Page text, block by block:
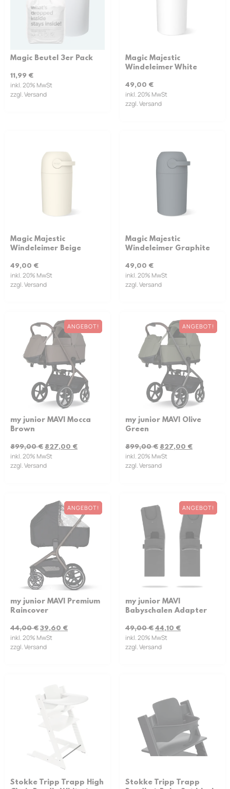
Magic Beutel 3er Pack
11,99 €
inkl. 20% MwSt
zzgl. Versand
Magic Majestic
Windeleimer White
49,00 €
inkl. 20% MwSt
zzgl. Versand
Magic Majestic
Windeleimer Beige
49,00 €
inkl. 20% MwSt
zzgl. Versand
Magic Majestic
Windeleimer Graphite
49,00 €
inkl. 20% MwSt
zzgl. Versand
ANGEBOT!
my junior MAVI Mocca
Brown
899,00€ 827,00 €
inkl. 20% MwSt
zzgl. Versand
ANGEBOT!
my junior MAVI Olive
Green
899,00€ 827,00 €
inkl. 20% MwSt
zzgl. Versand
ANGEBOT!
my junior MAVI Premium
Raincover
44,00€ 39,60 €
inkl. 20% MwSt
zzgl. Versand
ANGEBOT!
my junior MAVI
Babyschalen Adapter
49,00€ 44,10 €
inkl. 20% MwSt
zzgl. Versand
Stokke Tripp Trapp High
Stokke Tripp Trapp